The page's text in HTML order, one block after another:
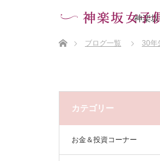
神楽
ブログ一覧
30年
カテゴリー
お金＆投資コーナー